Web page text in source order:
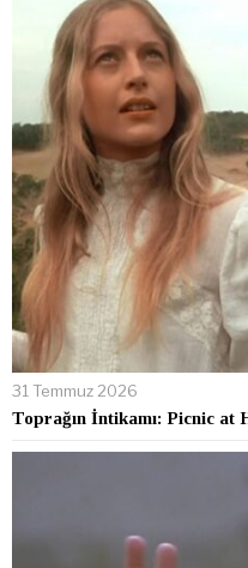
31 Temmuz 2026
Toprağın İntikamı: Picnic at